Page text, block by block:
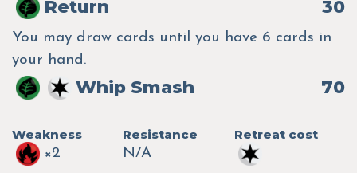
Return 30
You may draw cards until you have 6 cards in
your hand.
Whip Smash 70
Weakness
×2
Resistance
N/A
Retreat cost